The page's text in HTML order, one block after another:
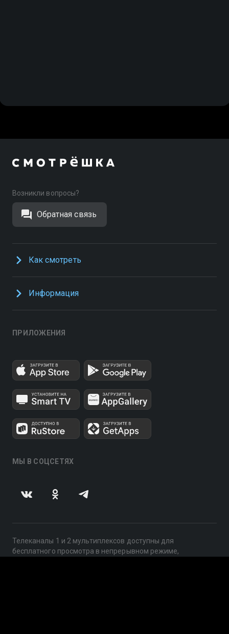
Возникли вопросы?
Обратная связь
Как смотреть
Информация
ПРИЛОЖЕНИЯ
МЫ В СОЦСЕТЯХ
Телеканалы 1 и 2 мультиплексов доступны для
бесплатного просмотра в непрерывном режиме,